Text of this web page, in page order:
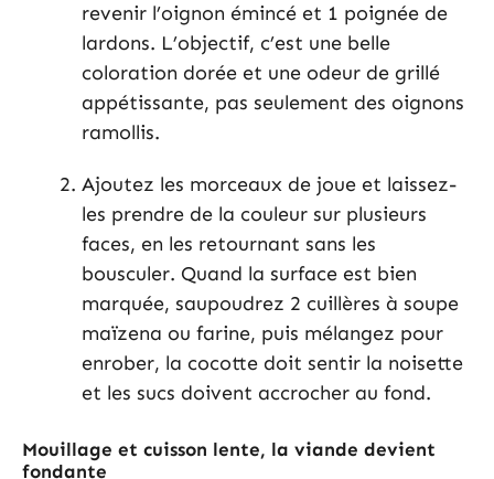
revenir l’oignon émincé et 1 poignée de
lardons. L’objectif, c’est une belle
coloration dorée et une odeur de grillé
appétissante, pas seulement des oignons
ramollis.
Ajoutez les morceaux de joue et laissez-
les prendre de la couleur sur plusieurs
faces, en les retournant sans les
bousculer. Quand la surface est bien
marquée, saupoudrez 2 cuillères à soupe
maïzena ou farine, puis mélangez pour
enrober, la cocotte doit sentir la noisette
et les sucs doivent accrocher au fond.
Mouillage et cuisson lente, la viande devient
fondante